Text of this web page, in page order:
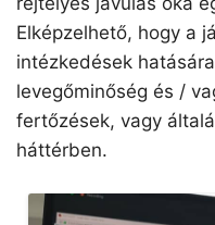
Elképzelhető, hogy a
intézkedések
levegőminőség és /
fertőzések, vagy
háttérben.